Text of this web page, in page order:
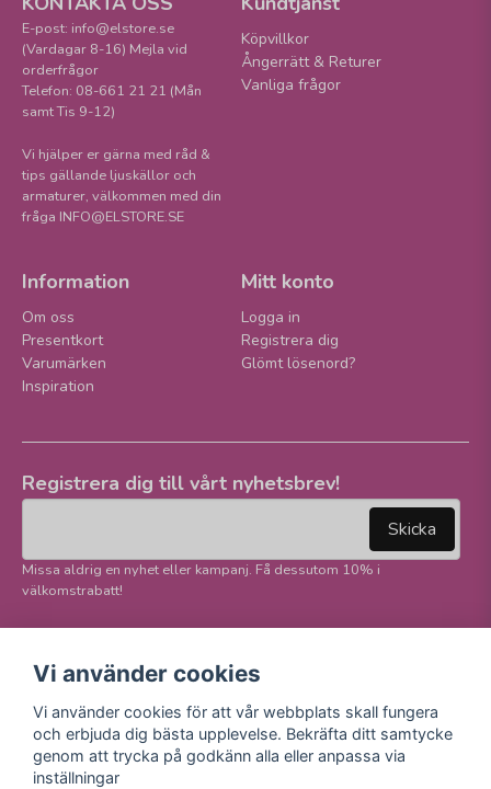
E-post: info@elstore.se
(Vardagar 8-16) Mejla vid
orderfrågor
Telefon: 08-661 21 21 (Mån
samt Tis 9-12)
Vi hjälper er gärna med råd &
tips gällande ljuskällor och
armaturer, välkommen med din
fråga INFO@ELSTORE.SE
Köpvillkor
Ångerrätt & Returer
Vanliga frågor
Information
Om oss
Presentkort
Varumärken
Inspiration
Mitt konto
Logga in
Registrera dig
Glömt lösenord?
Registrera dig till vårt nyhetsbrev!
Skicka
Missa aldrig en nyhet eller kampanj. Få dessutom 10% i
välkomstrabatt!
sociala medier!
Facebook
Instagram
Youtube
E-handel
Vi använder cookies
Vi använder cookies för att vår webbplats skall fungera
och erbjuda dig bästa upplevelse. Bekräfta ditt samtycke
genom att trycka på godkänn alla eller anpassa via
inställningar